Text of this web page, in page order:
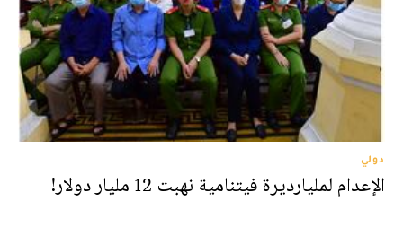
دولي
الإعدام لمليارديرة فيتنامية نهبت 12 مليار دولار!